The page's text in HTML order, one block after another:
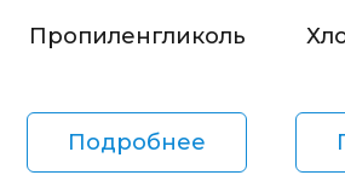
Пропиленгликоль
Подробнее